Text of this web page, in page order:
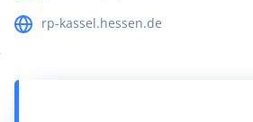
rp-kassel.hessen.de